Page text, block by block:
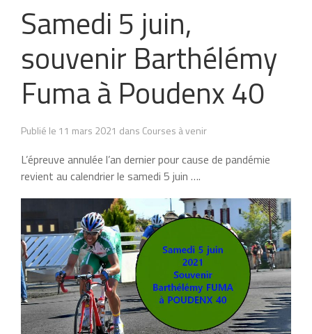
Samedi 5 juin,
souvenir Barthélémy
Fuma à Poudenx 40
Publié le 11 mars 2021 dans Courses à venir
L’épreuve annulée l’an dernier pour cause de pandémie
revient au calendrier le samedi 5 juin ….